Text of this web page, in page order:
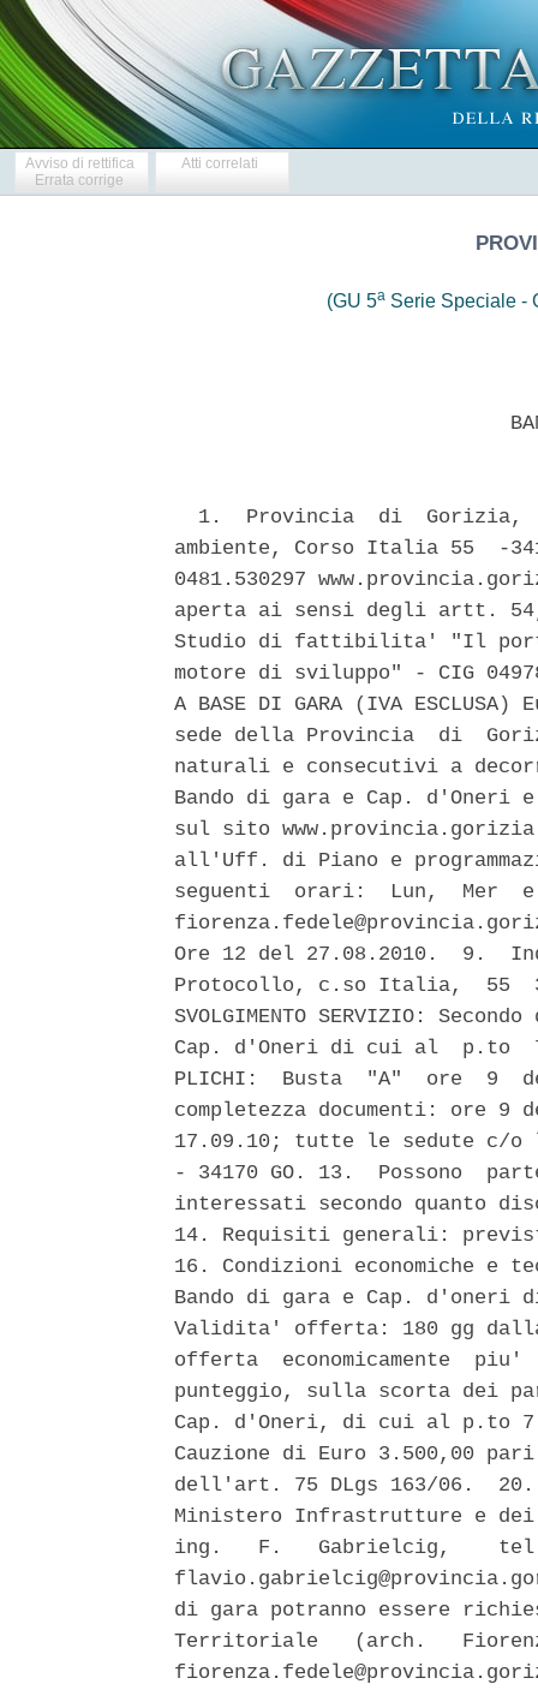
Avviso di rettifica
Errata corrige
Atti correlati
(GU 5a Serie Speciale -
1.  Provincia  di  Gorizia,
ambiente, Corso Italia 55  -
0481.530297
aperta ai sensi degli artt. 54,
Studio di fattibilita' "Il
motore di sviluppo" - CIG
A BASE DI GARA (IVA
sede della Provincia  di
naturali e consecutivi a
Bando di gara e Cap.
sul sito
all'Uff. di Piano e
seguenti  orari:  Lun,  Mer
Ore 12 del 27.08.2010.  9.
Protocollo, c.so Italia,  55
SVOLGIMENTO SERVIZIO:
Cap. d'Oneri di cui al  p.to  7
PLICHI:  Busta  "A"  ore  9
completezza documenti: ore
17.09.10; tutte le sedute c/
- 34170 GO. 13.  Possono
interessati secondo quanto
14. Requisiti generali:
16. Condizioni economiche
Bando di gara e Cap.
Validita' offerta: 180 gg dalla
offerta  economicamente  piu'
punteggio, sulla scorta dei
Cap. d'Oneri, di cui al p.to 7
Cauzione di Euro 3.500,00
dell'art. 75 DLgs 163/06.
Ministero Infrastrutture e
ing.   F.   Gabrielcig,    tel.
di gara potranno essere
Territoriale   (arch.